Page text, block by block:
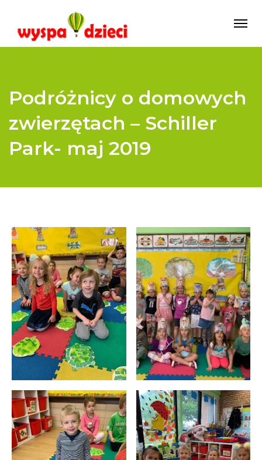
Podróżnicy o domowych
zwierzętach – Schiller
Park- maj 2019